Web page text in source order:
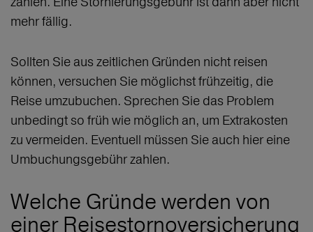
mehr fällig.
Sollten Sie aus zeitlichen Gründen nicht reisen
können, versuchen Sie möglichst frühzeitig, die
Reise umzubuchen. Sprechen Sie das Problem
unbedingt so früh wie möglich an, um Extrakosten
zu vermeiden. Eventuell müssen Sie auch hier eine
Umbuchungsgebühr zahlen.
Welche Gründe werden von
einer Reisestornoversicherung